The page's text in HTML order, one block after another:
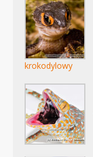
krokodylowy